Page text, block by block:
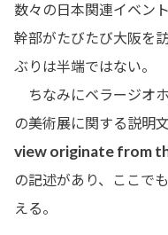
数々の日本関連イベン
幹部がたびたび大阪を
ぶりは半端ではない。
ちなみにベラージオ
の美術展に関する説明
view originate from
の記述があり、ここで
える。